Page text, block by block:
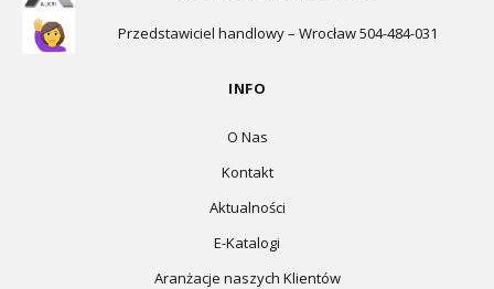
Przedstawiciel handlowy – Wrocław 504-484-031
INFO
O Nas
Kontakt
Aktualności
E-Katalogi
Aranżacje naszych Klientów